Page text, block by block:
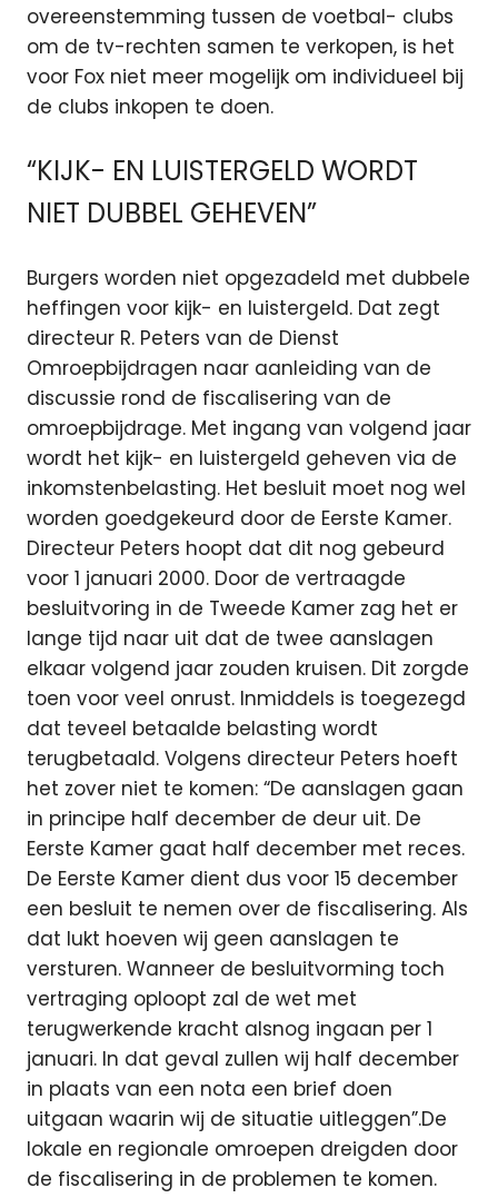
overeenstemming tussen de voetbal- clubs
om de tv-rechten samen te verkopen, is het
voor Fox niet meer mogelijk om individueel bij
de clubs inkopen te doen.
“KIJK- EN LUISTERGELD WORDT
NIET DUBBEL GEHEVEN”
Burgers worden niet opgezadeld met dubbele
heffingen voor kijk- en luistergeld. Dat zegt
directeur R. Peters van de Dienst
Omroepbijdragen naar aanleiding van de
discussie rond de fiscalisering van de
omroepbijdrage. Met ingang van volgend jaar
wordt het kijk- en luistergeld geheven via de
inkomstenbelasting. Het besluit moet nog wel
worden goedgekeurd door de Eerste Kamer.
Directeur Peters hoopt dat dit nog gebeurd
voor 1 januari 2000. Door de vertraagde
besluitvoring in de Tweede Kamer zag het er
lange tijd naar uit dat de twee aanslagen
elkaar volgend jaar zouden kruisen. Dit zorgde
toen voor veel onrust. Inmiddels is toegezegd
dat teveel betaalde belasting wordt
terugbetaald. Volgens directeur Peters hoeft
het zover niet te komen: “De aanslagen gaan
in principe half december de deur uit. De
Eerste Kamer gaat half december met reces.
De Eerste Kamer dient dus voor 15 december
een besluit te nemen over de fiscalisering. Als
dat lukt hoeven wij geen aanslagen te
versturen. Wanneer de besluitvorming toch
vertraging oploopt zal de wet met
terugwerkende kracht alsnog ingaan per 1
januari. In dat geval zullen wij half december
in plaats van een nota een brief doen
uitgaan waarin wij de situatie uitleggen”.De
lokale en regionale omroepen dreigden door
de fiscalisering in de problemen te komen.